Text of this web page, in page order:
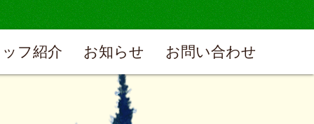
フ紹介 お知らせ お問い合わせ